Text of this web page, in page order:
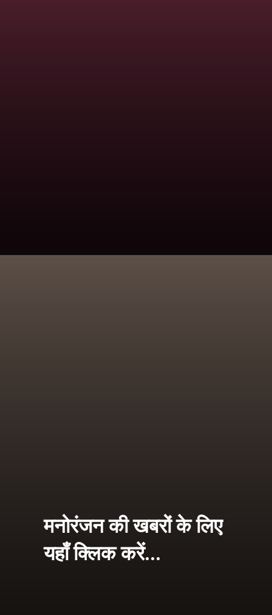
मनोरंजन की खबरों के लिए
यहाँ क्लिक करें...